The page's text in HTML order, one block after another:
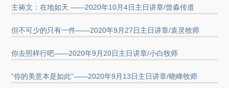
主祷文：在地如天 ——2020年10月4日主日讲章/曾淼传道
但不可少的只有一件——2020年9月27日主日讲章/袁灵牧师
你去照样行吧——2020年9月20日主日讲章/小白牧师
“你的美意本是如此”——2020年9月13日主日讲章/晓峰牧师